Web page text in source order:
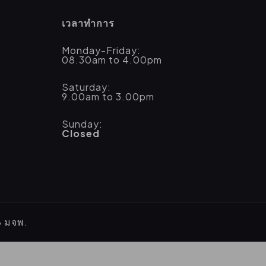
เวลาทำการ
Monday-Friday:
08.30am to 4.00pm
Saturday:
9.00am to 3.00pm
Sunday:
Closed
มจพ.